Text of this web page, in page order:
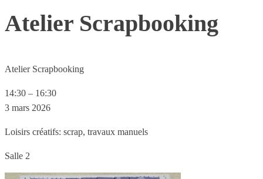
Atelier Scrapbooking
Atelier Scrapbooking
14:30 – 16:30
3 mars 2026
Loisirs créatifs: scrap, travaux manuels
Salle 2